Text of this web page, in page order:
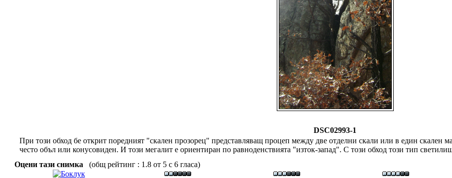
DSC02993-1
При този обход бе открит поредният "скален прозорец" представляващ процеп между две отделни скали или в един скален
често объл или конусовиден. И този мегалит е ориентиран по равноденствията "изток-запад". С този обход този тип
Оцени тази снимка
(общ рейтинг : 1.8 от 5 с 6 гласа)